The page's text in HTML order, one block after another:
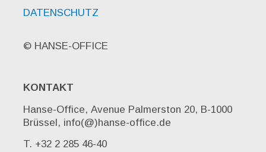
DATENSCHUTZ
© HANSE-OFFICE
KONTAKT
Hanse-Office, Avenue Palmerston 20, B-1000
Brüssel, info(@)hanse-office.de
T. +32 2 285 46-40